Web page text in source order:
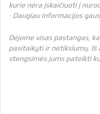
kurie nėra įskaičiuoti į
· Daugiau informacijos
Dėjome visas pastangas,
pasitaikyti ir netikslumų. Iš
stengsimės jums pateikti